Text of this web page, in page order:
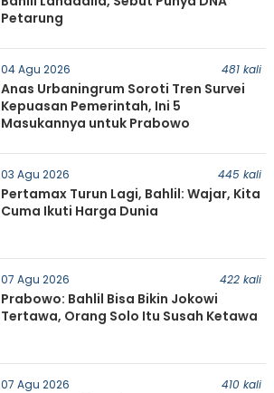
Petarung
04 Agu 2026 481 kali
Anas Urbaningrum Soroti Tren Survei
Kepuasan Pemerintah, Ini 5
Masukannya untuk Prabowo
03 Agu 2026 445 kali
Pertamax Turun Lagi, Bahlil: Wajar, Kita
Cuma Ikuti Harga Dunia
07 Agu 2026 422 kali
Prabowo: Bahlil Bisa Bikin Jokowi
Tertawa, Orang Solo Itu Susah Ketawa
07 Agu 2026 410 kali